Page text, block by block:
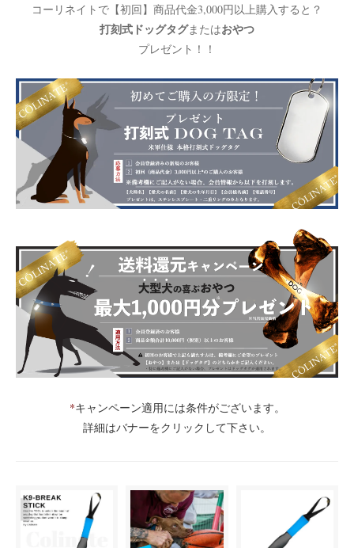
コーリネイトで【初回】商品代金3,000円以上購入すると？
打刻式ドッグタグまたはおやつ
プレゼント！！
*キャンペーン適用には条件がございます。
詳細はバナーをクリックして下さい。